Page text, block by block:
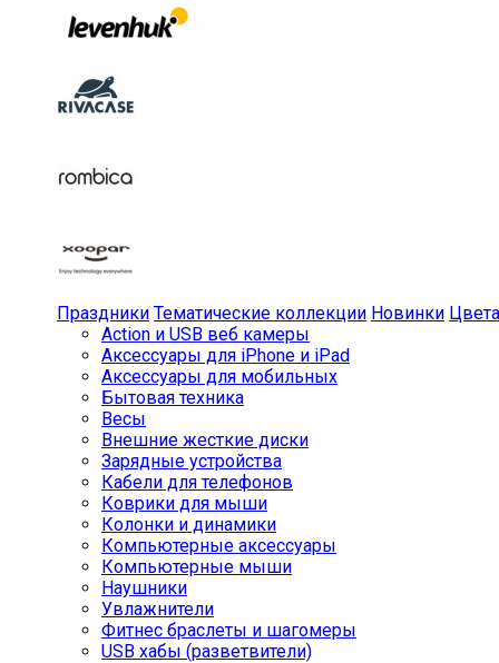
Праздники Тематические коллекции Новинки Цвета
Action и USB веб камеры
Аксессуары для iPhone и iPad
Аксессуары для мобильных
Бытовая техника
Весы
Внешние жесткие диски
Зарядные устройства
Кабели для телефонов
Коврики для мыши
Колонки и динамики
Компьютерные аксессуары
Компьютерные мыши
Наушники
Увлажнители
Фитнес браслеты и шагомеры
USB хабы (разветвители)